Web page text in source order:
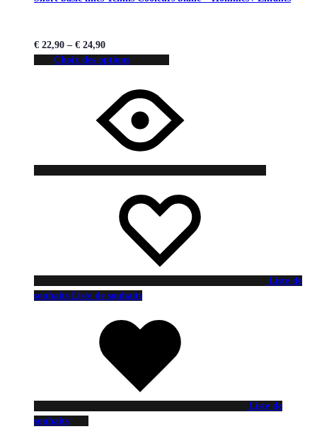
€ 22,90 – € 24,90
Choix des options
Liste de
souhaits Liste de souhaits
Liste de
souhaits